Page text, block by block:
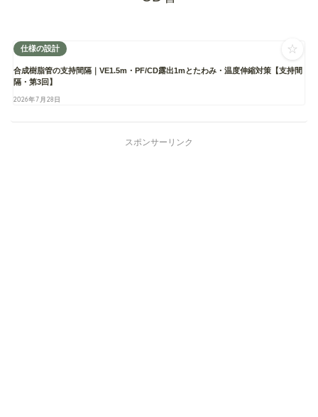
仕様の設計
合成樹脂管の支持間隔｜VE1.5m・PF/CD露出1mとたわみ・温度伸縮対策【支持間
隔・第3回】
2026年7月28日
☆
スポンサーリンク